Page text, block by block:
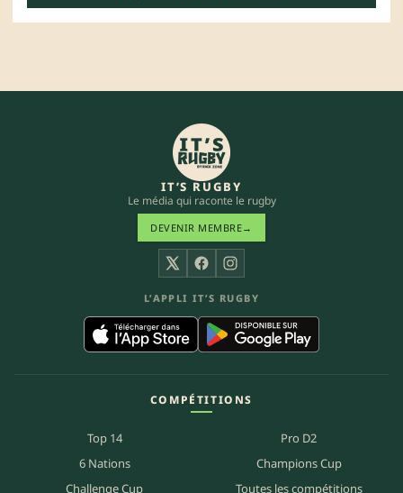
IT’S RUGBY
Le média qui raconte le rugby
DEVENIR MEMBRE→
X FacebookInstagram
L’APPLI IT’S RUGBY
COMPÉTITIONS
Top 14
Pro D2
6 Nations
Champions Cup
Challenge Cup
Toutes les compétitions